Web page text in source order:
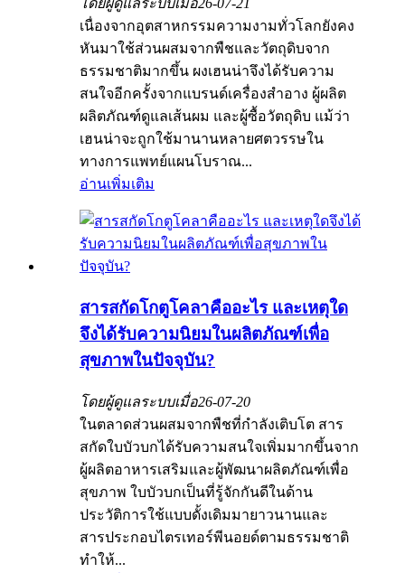
โดยผู้ดูแลระบบเมื่อ26-07-21
เนื่องจากอุตสาหกรรมความงามทั่วโลกยังคง
หันมาใช้ส่วนผสมจากพืชและวัตถุดิบจาก
ธรรมชาติมากขึ้น ผงเฮนน่าจึงได้รับความ
สนใจอีกครั้งจากแบรนด์เครื่องสำอาง ผู้ผลิต
ผลิตภัณฑ์ดูแลเส้นผม และผู้ซื้อวัตถุดิบ แม้ว่า
เฮนน่าจะถูกใช้มานานหลายศตวรรษใน
ทางการแพทย์แผนโบราณ...
อ่านเพิ่มเติม
สารสกัดโกตูโคลาคืออะไร และเหตุใด
จึงได้รับความนิยมในผลิตภัณฑ์เพื่อ
สุขภาพในปัจจุบัน?
โดยผู้ดูแลระบบเมื่อ26-07-20
ในตลาดส่วนผสมจากพืชที่กำลังเติบโต สาร
สกัดใบบัวบกได้รับความสนใจเพิ่มมากขึ้นจาก
ผู้ผลิตอาหารเสริมและผู้พัฒนาผลิตภัณฑ์เพื่อ
สุขภาพ ใบบัวบกเป็นที่รู้จักกันดีในด้าน
ประวัติการใช้แบบดั้งเดิมมายาวนานและ
สารประกอบไตรเทอร์พีนอยด์ตามธรรมชาติ
ทำให้...